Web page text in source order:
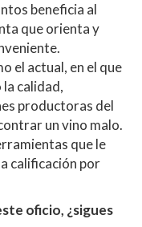
beneficia al
que orienta y
el actual, en el que
calidad,
productoras del
un vino malo.
que le
calificación por
oficio, ¿sigues